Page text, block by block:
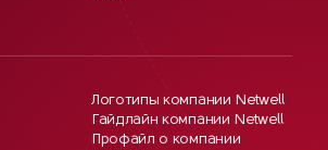
Логотипы компании Netwell
Гайдлайн компании Netwell
Профайл о компании